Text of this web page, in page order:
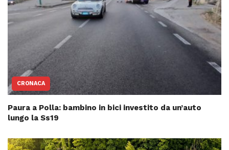
CRONACA
Paura a Polla: bambino in bici investito da un’auto
lungo la Ss19